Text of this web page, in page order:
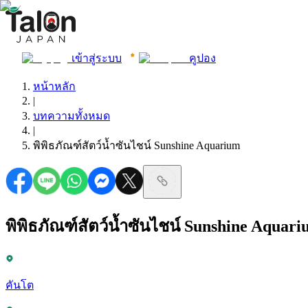
เข้าสู่ระบบ คูปอง
หน้าหลัก
|
บทความทั้งหมด
|
พิพิธภัณฑ์สัตว์น้ำซันไชน์ Sunshine Aquarium
พิพิธภัณฑ์สัตว์น้ำซันไชน์ Sunshine
คันโต